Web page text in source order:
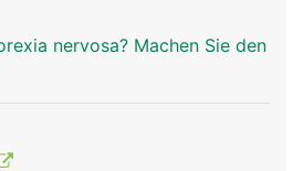
nervosa? Machen Sie den